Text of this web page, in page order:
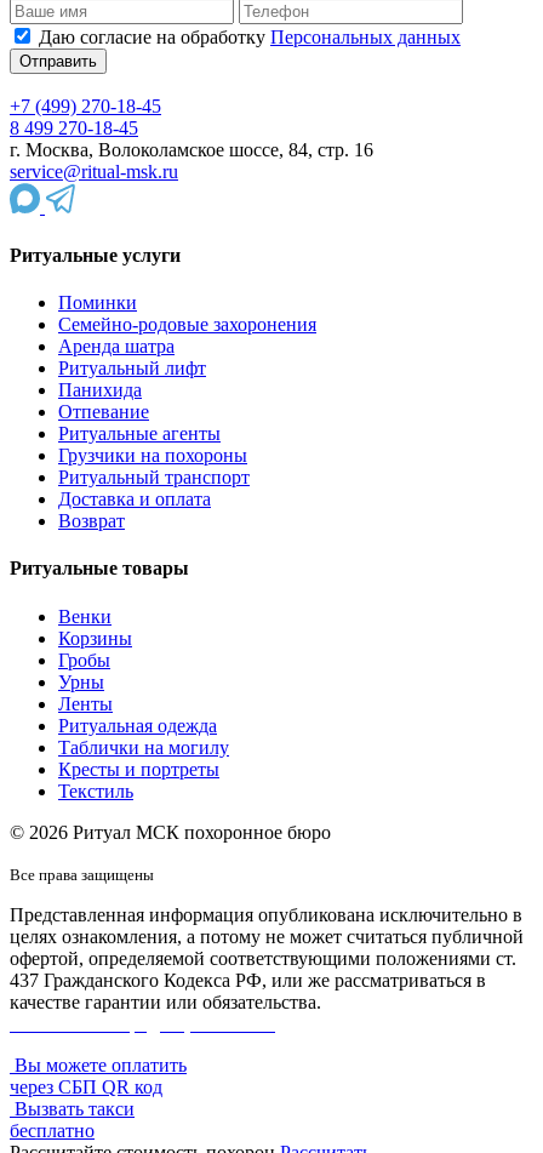
Даю согласие на обработку Персональных данных
+7 (499) 270-18-45
8 499 270-18-45
г. Москва, Волоколамское шоссе, 84, стр. 16
service@ritual-msk.ru
Ритуальные услуги
Поминки
Семейно-родовые захоронения
Аренда шатра
Ритуальный лифт
Панихида
Отпевание
Ритуальные агенты
Грузчики на похороны
Ритуальный транспорт
Доставка и оплата
Возврат
Ритуальные товары
Венки
Корзины
Гробы
Урны
Ленты
Ритуальная одежда
Таблички на могилу
Кресты и портреты
Текстиль
© 2026 Ритуал МСК похоронное бюро
Все права защищены
Представленная информация опубликована исключительно в
целях ознакомления, а потому не может считаться публичной
офертой, определяемой соответствующими положениями ст.
437 Гражданского Кодекса РФ, или же рассматриваться в
качестве гарантии или обязательства.
Вы можете оплатить
через СБП QR код
Вызвать такси
бесплатно